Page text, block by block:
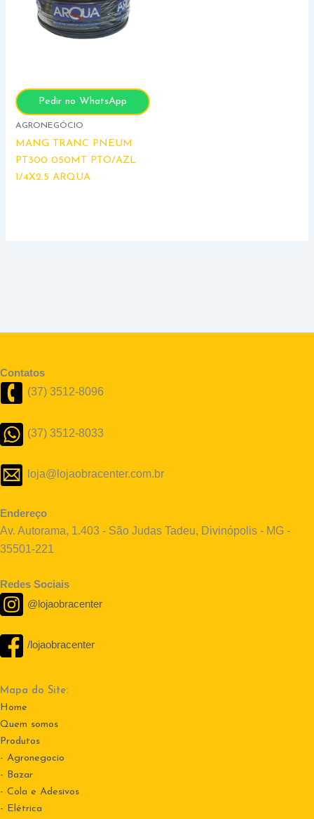
Pedir no WhatsApp
AGRONEGÓCIO
MANG TRANC PNEUM
PT300 050MT PTO/AZL
1/4X2.5 ARQUA
Contatos
(37) 3512-8096
(37) 3512-8033
loja@lojaobracenter.com.br
Endereço
Av. Autorama, 1.403 - São Judas Tadeu, Divinópolis - MG -
35501-221
Redes Sociais
@lojaobracenter
/lojaobracenter
Mapa do Site:
Home
Quem somos
Produtos
- Agronegocio
- Bazar
- Cola e Adesivos
- Elétrica